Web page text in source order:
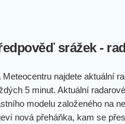
srážek -
Meteocentru najdete aktuální
5 minut. Aktuální
modelu založeného na
nová přeháňka, kam se